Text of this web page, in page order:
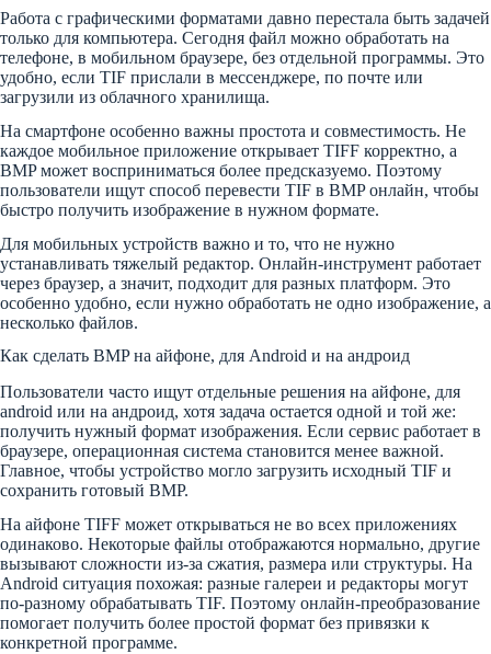
Работа с графическими форматами давно перестала быть задачей
только для компьютера. Сегодня файл можно обработать на
телефоне, в мобильном браузере, без отдельной программы. Это
удобно, если TIF прислали в мессенджере, по почте или
загрузили из облачного хранилища.
На смартфоне особенно важны простота и совместимость. Не
каждое мобильное приложение открывает TIFF корректно, а
BMP может восприниматься более предсказуемо. Поэтому
пользователи ищут способ перевести TIF в BMP онлайн, чтобы
быстро получить изображение в нужном формате.
Для мобильных устройств важно и то, что не нужно
устанавливать тяжелый редактор. Онлайн-инструмент работает
через браузер, а значит, подходит для разных платформ. Это
особенно удобно, если нужно обработать не одно изображение, а
несколько файлов.
Как сделать BMP на айфоне, для Android и на андроид
Пользователи часто ищут отдельные решения на айфоне, для
android или на андроид, хотя задача остается одной и той же:
получить нужный формат изображения. Если сервис работает в
браузере, операционная система становится менее важной.
Главное, чтобы устройство могло загрузить исходный TIF и
сохранить готовый BMP.
На айфоне TIFF может открываться не во всех приложениях
одинаково. Некоторые файлы отображаются нормально, другие
вызывают сложности из-за сжатия, размера или структуры. На
Android ситуация похожая: разные галереи и редакторы могут
по-разному обрабатывать TIF. Поэтому онлайн-преобразование
помогает получить более простой формат без привязки к
конкретной программе.